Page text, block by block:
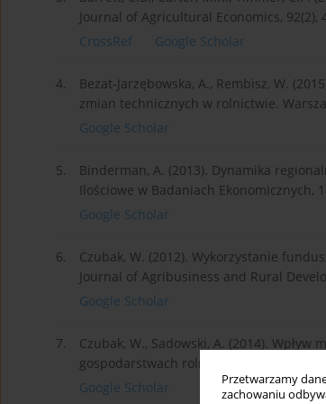
Przetwarzamy
zachowaniu
Journal of Agricultural Economics, 92(2),
CrossRef
Google Scholar
4.
Bezat-Jarzębowska, A., Rembisz, W.
zmian technicznych w rolnictwie.
Google Scholar
5.
Binderman, A. (2013). Dynamika
Ilościowe w Badaniach Ekonomicznych,
Google Scholar
6.
Czubak, W. (2012). Wykorzystanie
Journal of Agribusiness and Rural
Google Scholar
7.
Czubak, W., Sadowski, A. (2014).
gospodarstwach rolnych w Polsce.
Google Scholar